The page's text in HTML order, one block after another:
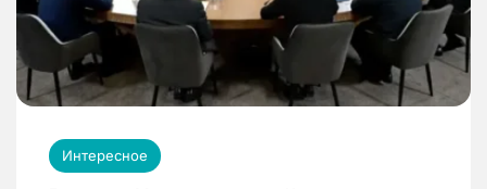
Интересное